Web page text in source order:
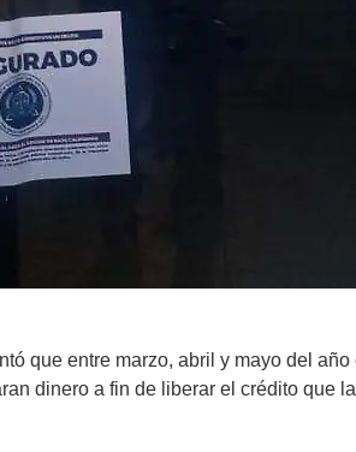
que entre marzo, abril y mayo del
dinero a fin de liberar el crédito